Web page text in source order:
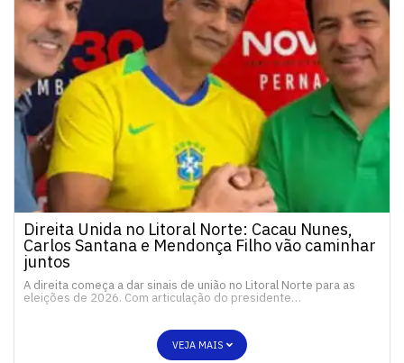
Direita Unida no Litoral Norte: Cacau Nunes,
Carlos Santana e Mendonça Filho vão caminhar
juntos
A direita começa a dar sinais de união no Litoral Norte para as
eleições de 2026. Com articulação do presidente…
VEJA MAIS